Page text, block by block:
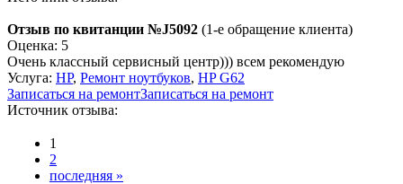
Отзыв по квитанции №J5092 (1-е обращение клиента)
Оценка: 5
Очень классный сервисный центр))) всем рекомендую
Услуга: HP, Ремонт ноутбуков, HP G62
Записаться на ремонтЗаписаться на ремонт
Источник отзыва:
1
2
последняя »